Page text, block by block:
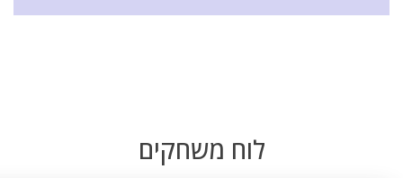
לוח משחקים